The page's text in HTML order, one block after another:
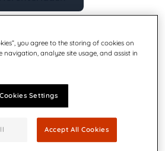
you agree to the storing of cookies on
navigation, analyze site usage, and assist in
Cookies Settings
Accept All Cookies